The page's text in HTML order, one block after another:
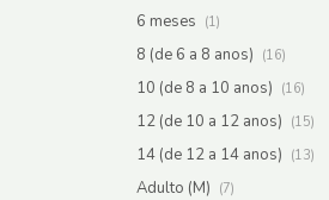
6 meses (1)
8 (de 6 a 8 anos) (16)
10 (de 8 a 10 anos) (16)
12 (de 10 a 12 anos) (15)
14 (de 12 a 14 anos) (13)
Adulto (M) (7)